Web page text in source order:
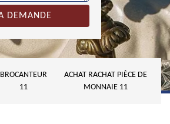
BROCANTEUR
11
ACHAT RACHAT PIÈCE DE
MONNAIE 11